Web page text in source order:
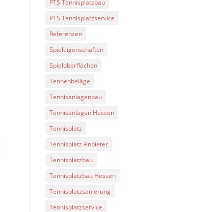
PTS Tennisplatzbau
PTS Tennisplatzservice
Referenzen
Spieleigenschaften
Spieloberflächen
Tennenbeläge
Tennisanlagenbau
Tennisanlagen Hessen
Tennisplatz
Tennisplatz Anbieter
Tennisplatzbau
Tennisplatzbau Hessen
Tennisplatzsanierung
Tennisplatzservice